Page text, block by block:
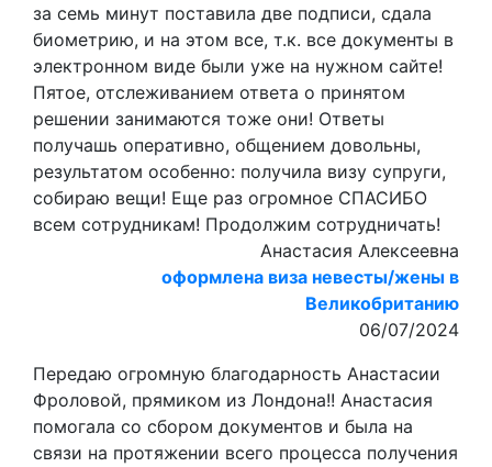
за семь минут поставила две подписи, сдала
биометрию, и на этом все, т.к. все документы в
электронном виде были уже на нужном сайте!
Пятое, отслеживанием ответа о принятом
решении занимаются тоже они! Ответы
получашь оперативно, общением довольны,
результатом особенно: получила визу супруги,
собираю вещи! Еще раз огромное СПАСИБО
всем сотрудникам! Продолжим сотрудничать!
Анастасия Алексеевна
оформлена виза невесты/жены в
Великобританию
06/07/2024
Передаю огромную благодарность Анастасии
Фроловой, прямиком из Лондона!! Анастасия
помогала со сбором документов и была на
связи на протяжении всего процесса получения